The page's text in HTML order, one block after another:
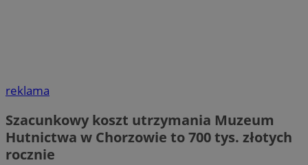
reklama
Szacunkowy koszt utrzymania Muzeum
Hutnictwa w Chorzowie to 700 tys. złotych
rocznie